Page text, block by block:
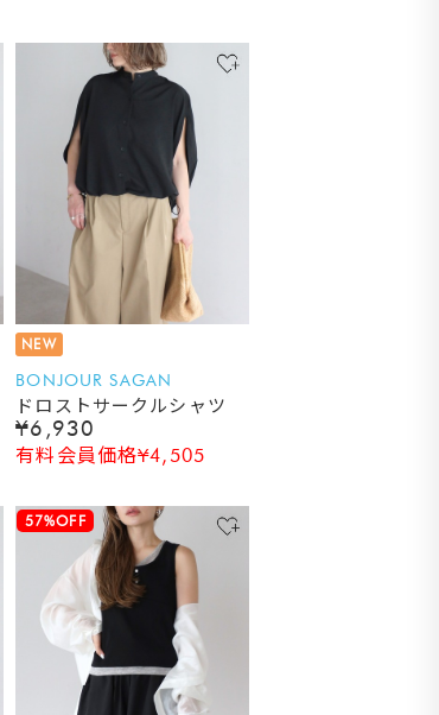
NEW
BONJOUR SAGAN
ドロストサークルシャツ
¥6,930
有料会員価格¥4,505
57%OFF